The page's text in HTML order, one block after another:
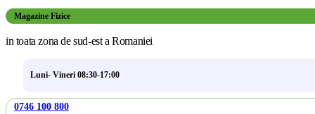
Magazine Fizice
in toata zona de sud-est a Romaniei
Luni- Vineri 08:30-17:00
0746 100 800